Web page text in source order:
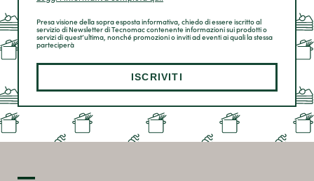
Presa visione della sopra esposta informativa, chiedo di essere iscritto al
servizio di Newsletter di Tecnomac contenente informazioni sui prodotti o
servizi di quest’ultima, nonché promozioni o inviti ad eventi ai quali la stessa
parteciperà